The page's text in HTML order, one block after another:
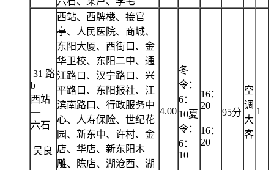
31 路
b
西站
—
六石
—
吴良
西站、西牌楼、接官
亭、人民医院、商城、
东阳大厦、西街口、金
华卫校、东阳二中、通
江路口、汉宁路口、兴
平路口、东阳报社、江
滨南路口、行政服务中
心、人寿保险、世纪花
园、新东中、许村、金
店、华店、新东阳木
雕、陈店、湖沧西、湖
4.00
冬
令：
6：
10夏
令：
6：
10
16：
20
16：
20
95分
空
调
大
客
1